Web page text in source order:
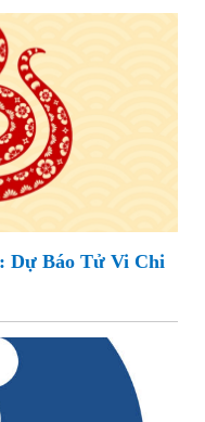
Dự Báo Tử Vi Chi